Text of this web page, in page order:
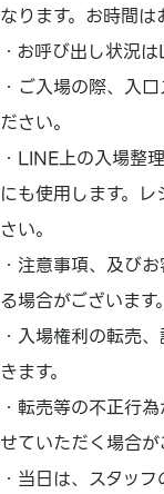
なります。お時間は
・お呼び出し状況
・ご入場の際、入
ださい。
・LINE上の入場整
にも使用します。
さい。
・注意事項、及び
る場合がございます。
・入場権利の転売
きます。
・転売等の不正行
せていただく場合が
・当日は、スタッ